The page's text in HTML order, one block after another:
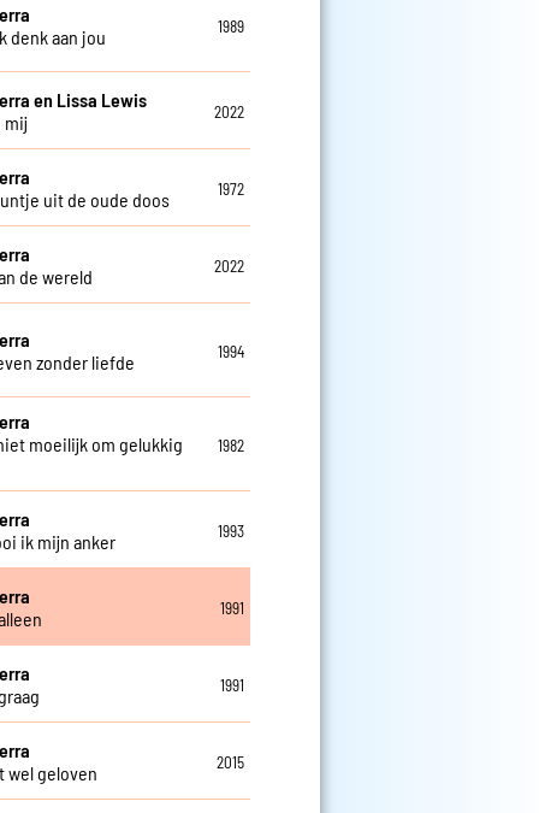
denk aan jou
1989
en Lissa Lewis
mij
2022
uit de oude doos
1972
de wereld
2022
zonder liefde
1994
moeilijk om gelukkig
1982
ik mijn anker
1993
1991
1991
wel geloven
2015